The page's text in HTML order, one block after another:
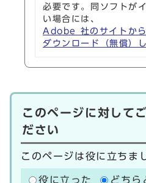
必要です。同ソフトが
い場合には、
Adobe 社のサイトか
ダウンロード（無償）
このページに対して
ださい
このページは役に立ちま
役に立った
どちら